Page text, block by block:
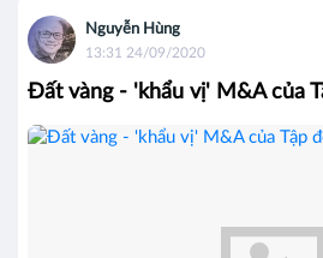
Nguyễn Hùng
13:31 24/09/2020
Đất vàng - 'khẩu vị' M&A của